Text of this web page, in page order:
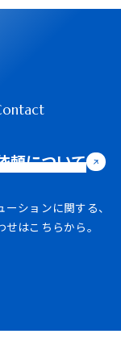
頼について
ションに関する、
はこちらから。